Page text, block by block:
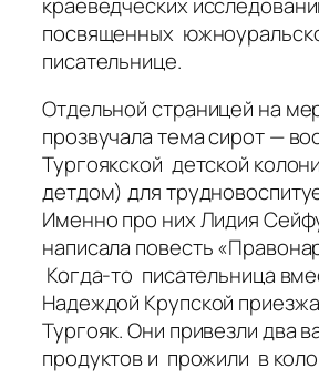
посвященных
писательнице.
Отдельной страницей на
прозвучала тема сирот —
Тургоякской детской
детдом) для
Именно про них Лидия
написала повесть
Когда-то писательница
Надеждой Крупской
Тургояк. Они привезли два
продуктов и прожили в